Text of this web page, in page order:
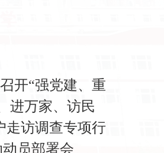
开“强党建、重
进万家、访民
走访调查专项行
动员部署会